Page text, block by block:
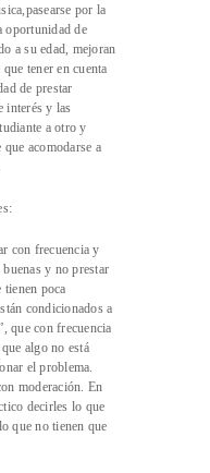
por la
oportunidad de
a su edad, mejoran
tener en cuenta
de prestar
interés y las
a otro y
acomodarse a
con frecuencia y
y no prestar
tienen poca
condicionados a
que con frecuencia
algo no está
el problema.
moderación. En
decirles lo que
que no tienen que